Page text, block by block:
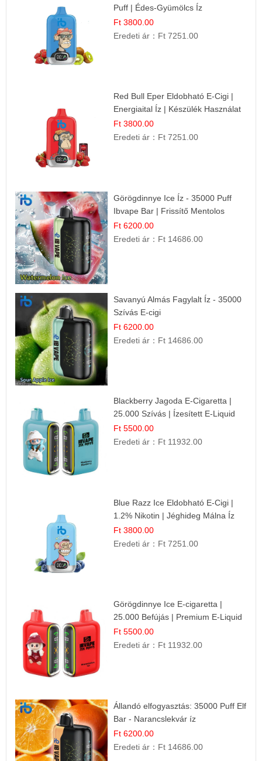
Puff | Édes-Gyümölcs Íz
Ft 3800.00
Eredeti ár： Ft 7251.00
Red Bull Eper Eldobható E-Cigi |
Energiaital Íz | Készülék Használat
Ft 3800.00
Eredeti ár： Ft 7251.00
Görögdinnye Ice Íz - 35000 Puff
Ibvape Bar | Frissítő Mentolos
Élmény!
Ft 6200.00
Eredeti ár： Ft 14686.00
Savanyú Almás Fagylalt Íz - 35000
Szívás E-cigi
Ft 6200.00
Eredeti ár： Ft 14686.00
Blackberry Jagoda E-Cigaretta |
25.000 Szívás | Ízesített E-Liquid
Ft 5500.00
Eredeti ár： Ft 11932.00
Blue Razz Ice Eldobható E-Cigi |
1.2% Nikotin | Jéghideg Málna Íz
Ft 3800.00
Eredeti ár： Ft 7251.00
Görögdinnye Ice E-cigaretta |
25.000 Befújás | Premium E-Liquid
Ft 5500.00
Eredeti ár： Ft 11932.00
Állandó elfogyasztás: 35000 Puff Elf
Bar - Narancslekvár íz
Ft 6200.00
Eredeti ár： Ft 14686.00